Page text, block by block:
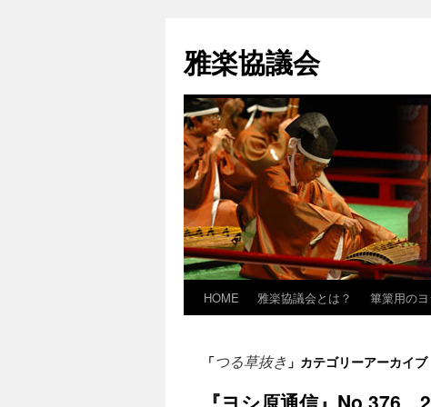
雅楽協議会
HOME 雅楽協議会とは？ 篳篥用の
「つる草抜き 」カテゴリーアーカイブ
『ヨシ原通信』No.376